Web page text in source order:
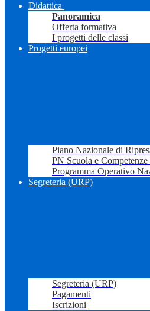
Didattica
Panoramica
Offerta formativa
I progetti delle classi
Progetti europei
Piano Nazionale di
PN Scuola e
Programma Operativo
Segreteria (URP)
Segreteria (URP)
Pagamenti
Iscrizioni